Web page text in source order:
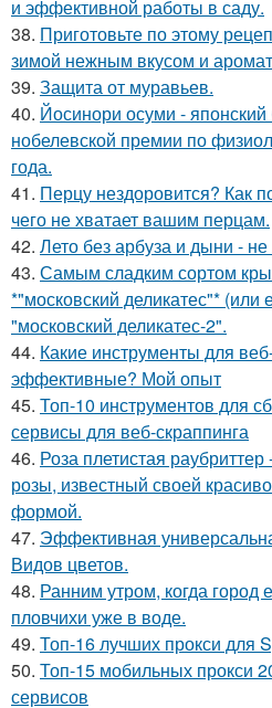
и эффективной работы в саду.
38. Приготовьте по этому
зимой нежным вкусом и
39. Защита от муравьев.
40. Йосинори осуми - японский
нобелевской премии по
года.
41. Перцу нездоровится? Как
чего не хватает вашим перцам.
42. Лето без арбуза и дыни - не
43. Самым сладким сортом
*"московский деликатес"* (или
"московский деликатес-2".
44. Какие инструменты для
эффективные? Мой опыт
45. Топ-10 инструментов для
сервисы для веб-скраппинга
46. Роза плетистая
розы, известный своей
формой.
47. Эффективная
Видов цветов.
48. Ранним утром, когда город
пловчихи уже в воде.
49. Топ-16 лучших прокси для
50. Топ-15 мобильных прокси
сервисов